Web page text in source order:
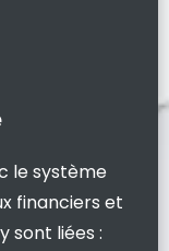
le système
financiers et
sont liées :